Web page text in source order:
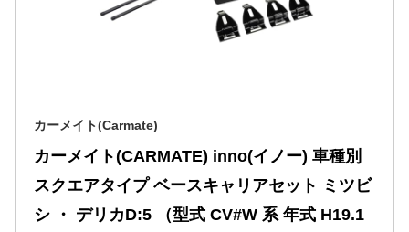
カーメイト(Carmate)
カーメイト(CARMATE) inno(イノー) 車種別
スクエアタイプ ベースキャリアセット ミツビ
シ ・ デリカD:5 （型式 CV#W 系 年式 H19.1